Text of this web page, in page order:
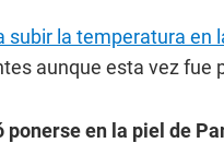
subir la temperatura en
aunque esta vez fue
en la piel de